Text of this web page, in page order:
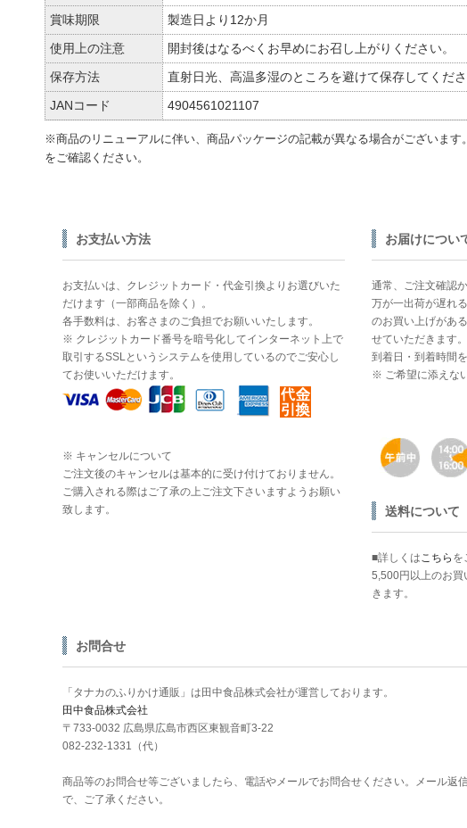
賞味期限
製造日より12か月
使用上の注意
開封後はなるべくお早めにお召し上がりください。
保存方法
直射日光、高温多湿のところを避けて保存してくださ
JANコード
4904561021107
※商品のリニューアルに伴い、商品パッケージの記載が異なる場合がございま
をご確認ください。
お支払い方法
お支払いは、クレジットカード・代金引換よりお選びいた
だけます（一部商品を除く）。
各手数料は、お客さまのご負担でお願いいたします。
※ クレジットカード番号を暗号化してインターネット上で
取引するSSLというシステムを使用しているのでご安心し
てお使いいただけます。
※ キャンセルについて
ご注文後のキャンセルは基本的に受け付けておりません。
ご購入される際はご了承の上ご注文下さいますようお願い
致します。
お届けについ
通常、ご注文確認
万が一出荷が遅れ
のお買い上げがあ
せていただきます。
到着日・到着時間
※ ご希望に添えな
送料について
■詳しくはこちら を
5,500円以上のお買
きます。
お問合せ
「タナカのふりかけ通販」は田中食品株式会社が運営しております。
田中食品株式会社
〒733-0032 広島県広島市西区東観音町3-22
082-232-1331（代）
商品等のお問合せ等ございましたら、電話やメールでお問合せください。メール返
で、ご了承ください。